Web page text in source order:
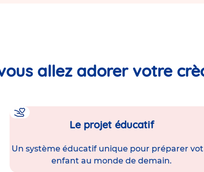
allez adorer votre
Le projet éducatif
Un système éducatif unique pour préparer
enfant au monde de demain.